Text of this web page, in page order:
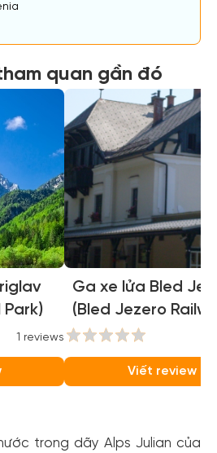
quan gần đó
1 reviews
Ga xe lửa Bled
(Bled Jezero
Station)
Viết review
trong dãy Alps Julian của